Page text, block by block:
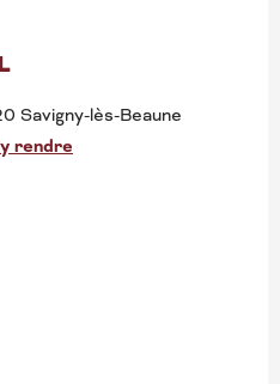
Savigny-lès-Beaune
rendre